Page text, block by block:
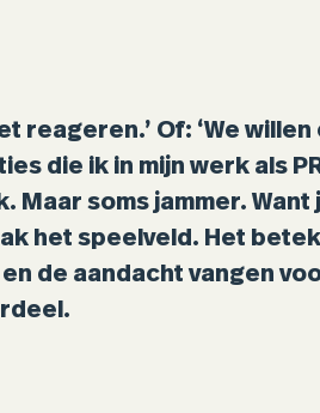
reageren.’ Of: ‘We
die ik in mijn werk als
Maar soms jammer. Want
het speelveld. Het
de aandacht vangen